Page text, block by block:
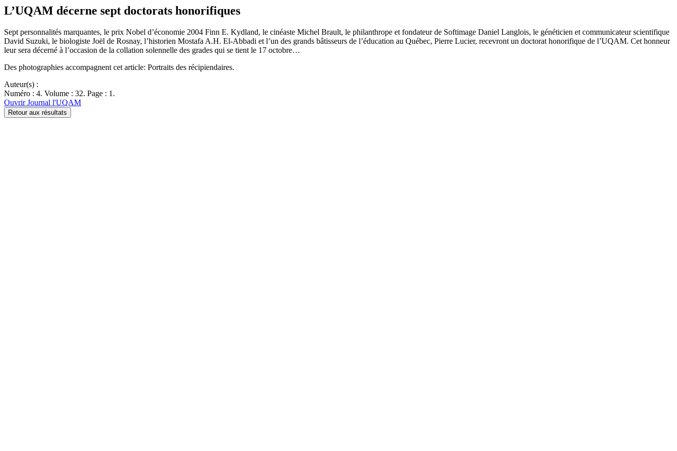
L’UQAM décerne sept doctorats honorifiques
Sept personnalités marquantes, le prix Nobel d’économie 2004 Finn E. Kydland, le cinéaste Michel Brault, le philanthrope et fondateur de Softimage Daniel Langlois, le généticien et communicateur scientifique
David Suzuki, le biologiste Joël de Rosnay, l’historien Mostafa A.H. El-Abbadi et l’un des grands bâtisseurs de l’éducation au Québec, Pierre Lucier, recevront un doctorat honorifique de l’UQAM. Cet honneur
leur sera décerné à l’occasion de la collation solennelle des grades qui se tient le 17 octobre…
Des photographies accompagnent cet article: Portraits des récipiendaires.
Auteur(s) :
Numéro : 4. Volume : 32. Page : 1.
Ouvrir Journal l'UQAM
Retour aux résultats